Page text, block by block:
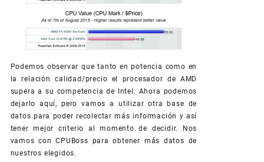
Podemos observar que tanto en potencia como en
la relación calidad/precio el procesador de AMD
supera a su competencia de Intel. Ahora podemos
dejarlo aquí, pero vamos a utilizar otra base de
datos para poder recolectar más información y así
tener mejor criterio al momento de decidir. Nos
vamos con CPUBoss para obtener más datos de
nuestros elegidos.